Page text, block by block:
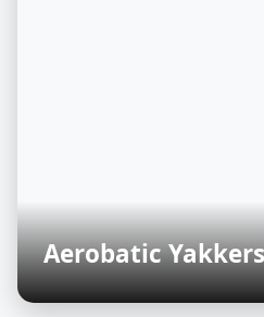
Aerobatic Yakkers